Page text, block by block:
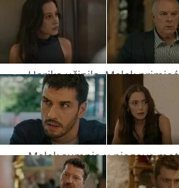
Nuh otkrije Sevilaj da
srčani udar, kako je to čuo
sestara. Sevilaj veoma brzo
Harika učinila. Melek
sa Sevilaj, što izaziva
Nuh pokušava objasniti
Melek sumnja u njegove
sukoba između brata i